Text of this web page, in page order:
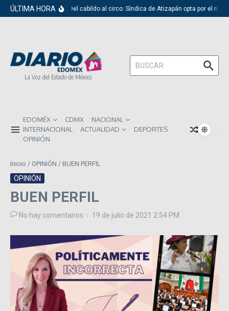
Saltar al contenido
ÚLTIMA HORA Del cabildo al circo: Síndica de Atizapán opta por el
La Voz del Estado de México
Buscar:
EDOMÉX CDMX
NACIONAL
INTERNACIONAL
ACTUALIDAD
DEPORTES
OPINIÓN
Inicio / OPINIÓN / BUEN PERFIL
OPINIÓN
BUEN PERFIL
No hay comentarios 19 de julio de 2021 2:54 PM